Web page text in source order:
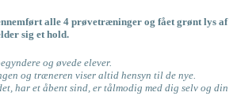
alle 4 prøvetræninger og fået grønt lys af
sig et hold.
og øvede elever.
og træneren viser altid hensyn til de nye.
har et åbent sind, er tålmodig med dig selv og din